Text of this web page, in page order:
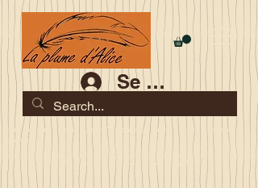
Se connecter
Les commandes jusqu'au 2 août sont garanties pour la
rentrée
Je serai en congés du 10 au 23 août